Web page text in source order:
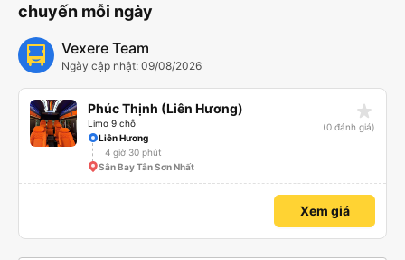
chuyến mỗi ngày
Vexere Team
Ngày cập nhật: 09/08/2026
Phúc Thịnh (Liên Hương)
Limo 9 chỗ
star_rate
(0 đánh giá)
Liên Hương
4 giờ 30 phút
Sân Bay Tân Sơn Nhất
Xem giá